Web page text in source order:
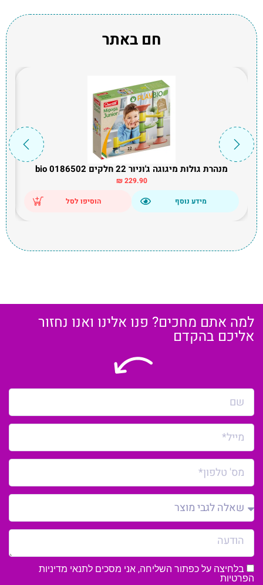
חם באתר
מנהרת גולות מיגוגה ג'וניור 22 חלקים bio 0186502
229.90
₪
מידע נוסף
הוסיפו לסל
למה אתם מחכים? פנו אלינו ואנו נחזור
אליכם בהקדם
בלחיצה על כפתור השליחה, אני מסכים לתנאי מדיניות
הפרטיות